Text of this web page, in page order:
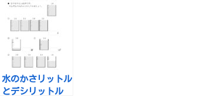
水のかさリットル
とデシリットル